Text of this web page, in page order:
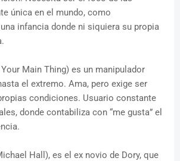
única en el mundo, como
infancia donde ni siquiera su propia
Your Main Thing) es un manipulador
el extremo. Ama, pero exige ser
condiciones. Usuario constante
donde contabiliza con “me gusta” el
Hall), es el ex novio de Dory, que